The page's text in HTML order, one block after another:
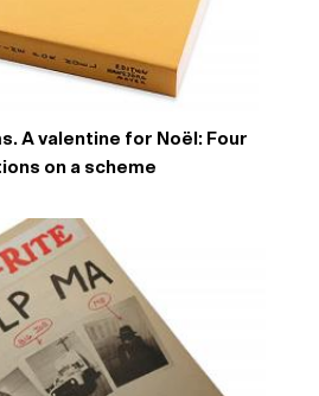
A valentine for Noël: Four
on a scheme